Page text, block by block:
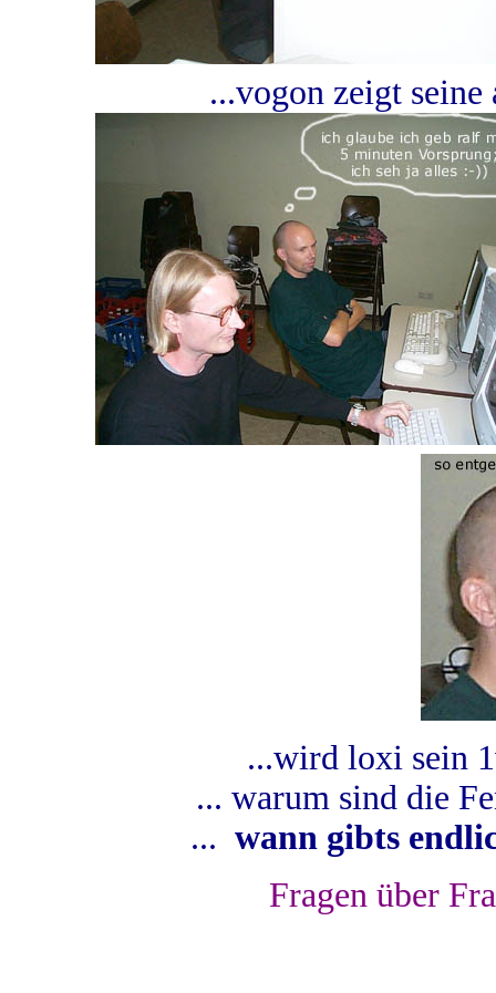
...vogon zeigt
...wird loxi sein
... warum sind die
... wann gibts
Fragen über